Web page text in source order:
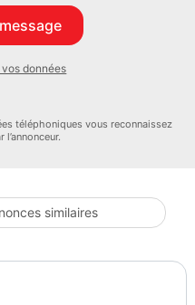
AR : 0 % (Neuf)
AR : 10 %
données
téléphoniques vous reconnaissez
similaires